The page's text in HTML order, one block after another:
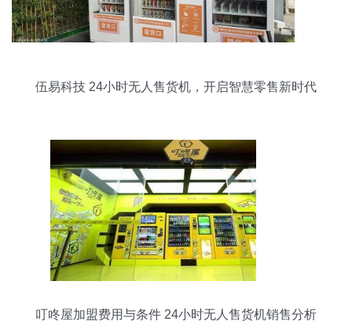
伍易科技 24小时无人售货机，开启智慧零售新时代
叮咚屋加盟费用与条件 24小时无人售货机销售分析